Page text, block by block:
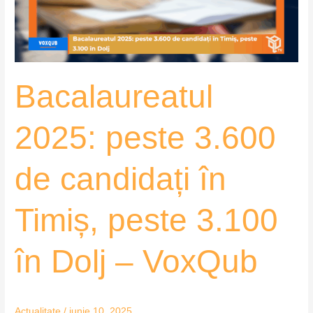
Bacalaureatul
2025: peste 3.600
de candidați în
Timiș, peste 3.100
în Dolj – VoxQub
în
Timiș,
peste
în
Dolj
VoxQub